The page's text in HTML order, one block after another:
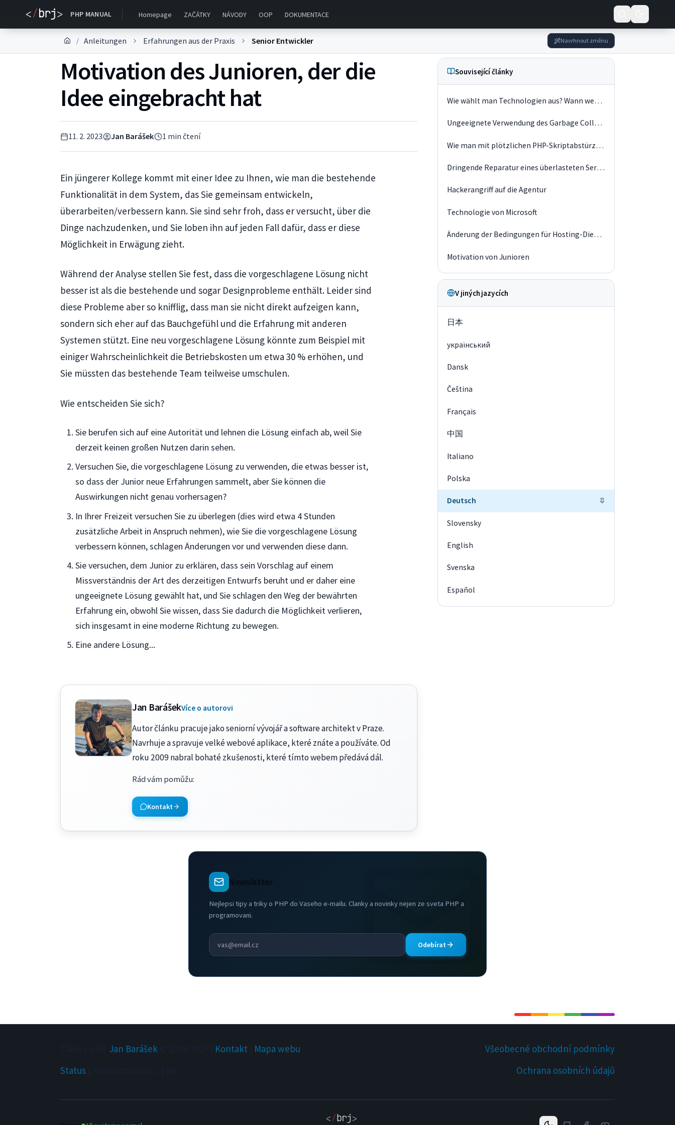
PHP MANUAL Homepage ZAČÁTKY NÁVODY OOP DOKUMENTACE
/ Anleitungen Erfahrungen aus der Praxis Senior Entwickler Navrhnout změnu
Motivation des Junioren, der die
Idee eingebracht hat
11. 2. 2023 Jan Barášek 1 min čtení
Ein jüngerer Kollege kommt mit einer Idee zu Ihnen, wie man die bestehende
Funktionalität in dem System, das Sie gemeinsam entwickeln,
überarbeiten/verbessern kann. Sie sind sehr froh, dass er versucht, über die
Dinge nachzudenken, und Sie loben ihn auf jeden Fall dafür, dass er diese
Möglichkeit in Erwägung zieht.
Während der Analyse stellen Sie fest, dass die vorgeschlagene Lösung nicht
besser ist als die bestehende und sogar Designprobleme enthält. Leider sind
diese Probleme aber so knifflig, dass man sie nicht direkt aufzeigen kann,
sondern sich eher auf das Bauchgefühl und die Erfahrung mit anderen
Systemen stützt. Eine neu vorgeschlagene Lösung könnte zum Beispiel mit
einiger Wahrscheinlichkeit die Betriebskosten um etwa 30 % erhöhen, und
Sie müssten das bestehende Team teilweise umschulen.
Wie entscheiden Sie sich?
Sie berufen sich auf eine Autorität und lehnen die Lösung einfach ab, weil Sie
derzeit keinen großen Nutzen darin sehen.
Versuchen Sie, die vorgeschlagene Lösung zu verwenden, die etwas besser ist,
so dass der Junior neue Erfahrungen sammelt, aber Sie können die
Auswirkungen nicht genau vorhersagen?
In Ihrer Freizeit versuchen Sie zu überlegen (dies wird etwa 4 Stunden
zusätzliche Arbeit in Anspruch nehmen), wie Sie die vorgeschlagene Lösung
verbessern können, schlagen Änderungen vor und verwenden diese dann.
Sie versuchen, dem Junior zu erklären, dass sein Vorschlag auf einem
Missverständnis der Art des derzeitigen Entwurfs beruht und er daher eine
ungeeignete Lösung gewählt hat, und Sie schlagen den Weg der bewährten
Erfahrung ein, obwohl Sie wissen, dass Sie dadurch die Möglichkeit verlieren,
sich insgesamt in eine moderne Richtung zu bewegen.
Eine andere Lösung...
Jan BarášekVíce o autorovi
Autor článku pracuje jako seniorní vývojář a software architekt v Praze.
Navrhuje a spravuje velké webové aplikace, které znáte a používáte. Od
roku 2009 nabral bohaté zkušenosti, které tímto webem předává dál.
Rád vám pomůžu:
Kontakt
Související články
Wie wählt man Technologien aus? Wann wechseln wir zu JavaScript?
Ungeeignete Verwendung des Garbage Collectors
Wie man mit plötzlichen PHP-Skriptabstürzen umgeht
Dringende Reparatur eines überlasteten Servers
Hackerangriff auf die Agentur
Technologie von Microsoft
Änderung der Bedingungen für Hosting-Dienste
Motivation von Junioren
V jiných jazycích
日本
український
Dansk
Čeština
Français
中国
Italiano
Polska
Deutsch
Slovensky
English
Svenska
Español
Newsletter
Nejlepsi tipy a triky o PHP do Vaseho e-mailu. Clanky a novinky nejen ze sveta PHP a
programovani.
Odebírat
Jan Barášek Kontakt
Mapa webu
Status
Všeobecné obchodní podmínky
Ochrana osobních údajů